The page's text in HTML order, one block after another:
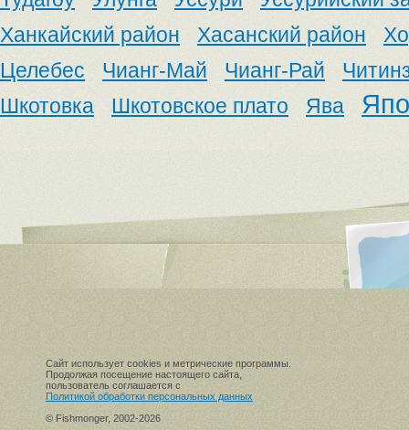
Ханкайский район
Хасанский район
Целебес
Чианг-Май Чианг-Рай
Шкотовка
Шкотовское плато Ява
Сайт использует cookies и метрические программы.
Продолжая посещение настоящего сайта,
пользователь соглашается с
Политикой обработки персональных данных
© Fishmonger, 2002-2026